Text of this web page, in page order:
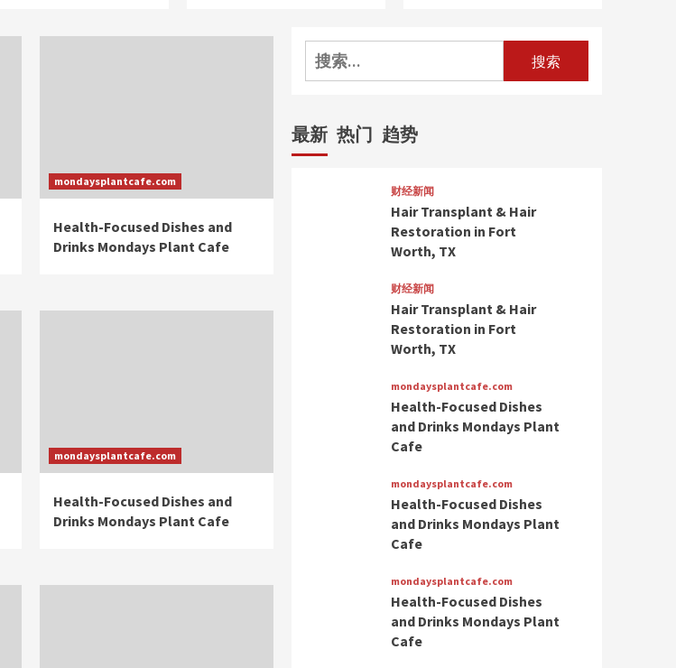
Health-Focused Dishes
and Drinks Mondays
mondaysplantcafe.com
Health-Focused Dishes
mondaysplantcafe.com
Health-Focused Dishes and
Drinks Mondays Plant Cafe
mondaysplantcafe.com
Health-Focused Dishes and
Drinks Mondays Plant Cafe
搜
索：
最新 热门 趋势
财经新闻
Hair Transplant & Hair
Restoration in Fort
Worth, TX
财经新闻
Hair Transplant & Hair
Restoration in Fort
Worth, TX
mondaysplantcafe.com
Health-Focused Dishes
and Drinks Mondays Plant
Cafe
mondaysplantcafe.com
Health-Focused Dishes
and Drinks Mondays Plant
Cafe
mondaysplantcafe.com
Health-Focused Dishes
and Drinks Mondays Plant
Cafe